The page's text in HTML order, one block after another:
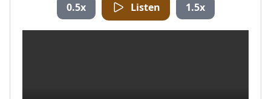
0.5x Listen 1.5x